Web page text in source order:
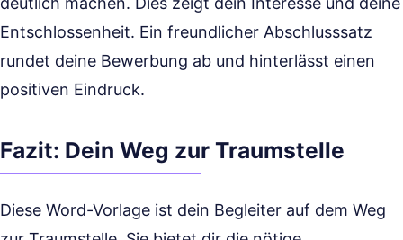
Entschlossenheit. Ein freundlicher Abschlusssatz
rundet deine Bewerbung ab und hinterlässt einen
positiven Eindruck.
Fazit: Dein Weg zur Traumstelle
Diese Word-Vorlage ist dein Begleiter auf dem Weg